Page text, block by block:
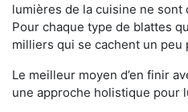
lumières de la cuisine ne sont
Pour chaque type de blattes
milliers qui se cachent un
Le meilleur moyen d’en finir
une approche holistique pour